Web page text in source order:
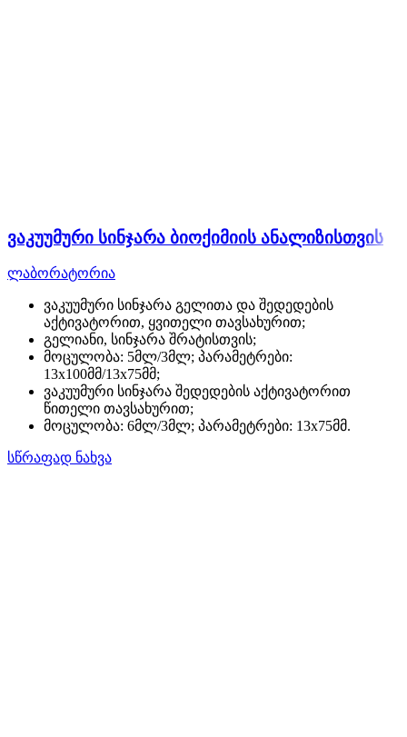
ვაკუუმური სინჯარა ბიოქიმიის ანალიზისთვის
ლაბორატორია
ვაკუუმური სინჯარა გელითა და შედედების
აქტივატორით, ყვითელი თავსახურით;
გელიანი, სინჯარა შრატისთვის;
მოცულობა: 5მლ/3მლ; პარამეტრები:
13x100მმ/13x75მმ;
ვაკუუმური სინჯარა შედედების აქტივატორით
წითელი თავსახურით;
მოცულობა: 6მლ/3მლ; პარამეტრები: 13x75მმ.
სწრაფად ნახვა